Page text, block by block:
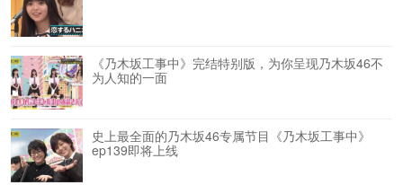
《乃木坂工事中》完结特别版，为你呈现乃木坂46不
为人知的一面
史上最全面的乃木坂46专属节目《乃木坂工事中》
ep139即将上线